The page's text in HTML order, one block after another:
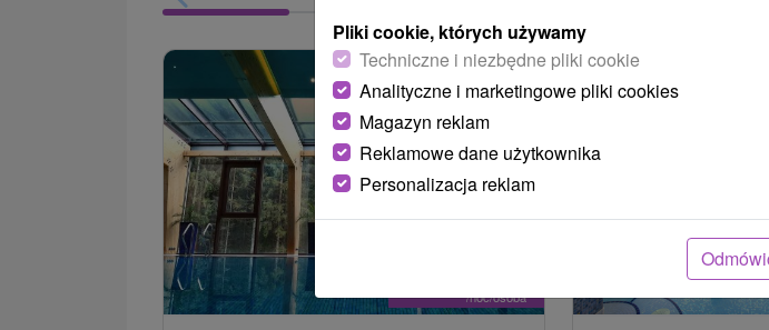
/noc/osoba
TIP
Pliki cookie, których używamy
Techniczne i niezbędne pliki cookie
Analityczne i marketingowe pliki cookies
Magazyn reklam
Reklamowe dane użytkownika
Personalizacja reklam